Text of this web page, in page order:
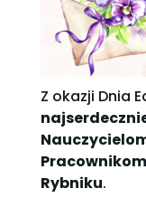
Z okazji Dnia
Pracownikom
Rybniku.